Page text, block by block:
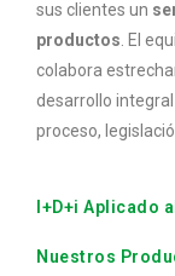
sus clientes un
productos . El
colabora
desarrollo
proceso,
I+D+i Aplicado
Nuestros